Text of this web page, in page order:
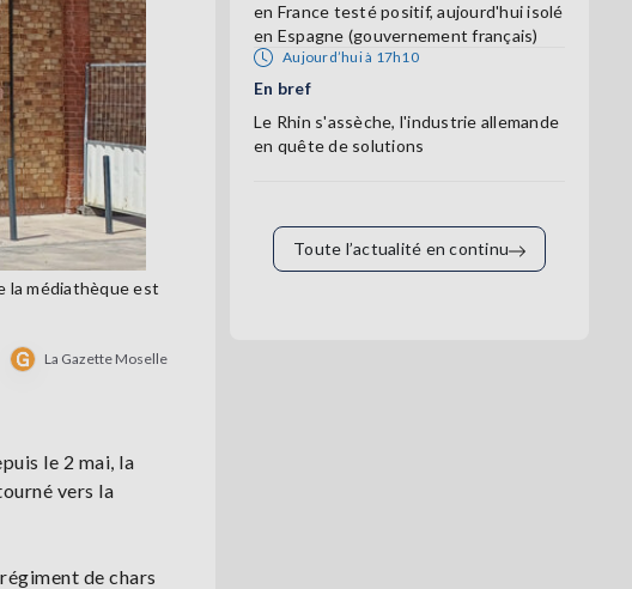
la médiathèque est
La Gazette Moselle
le 2 mai, la
vers la
de chars
en France testé positif, aujourd'hui isolé
en Espagne (gouvernement français)
Aujourd’hui à 17h10
En bref
Le Rhin s'assèche, l'industrie allemande
en quête de solutions
Toute l’actualité en continu